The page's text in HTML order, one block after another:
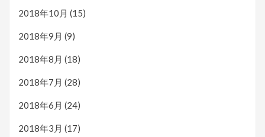
2018年10月 (15)
2018年9月 (9)
2018年8月 (18)
2018年7月 (28)
2018年6月 (24)
2018年3月 (17)